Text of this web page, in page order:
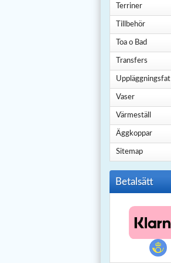
Terriner
Tillbehör
Toa o Bad
Transfers
Uppläggningsfat
Vaser
Värmeställ
Äggkoppar
Sitemap
Betalsätt